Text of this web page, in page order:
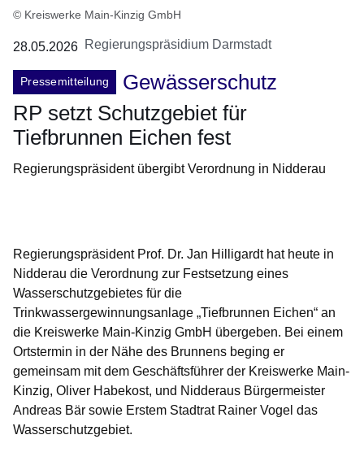
© Kreiswerke Main-Kinzig GmbH
28.05.2026 Regierungspräsidium Darmstadt
Pressemitteilung
Gewässerschutz
RP setzt Schutzgebiet für
Tiefbrunnen Eichen fest
Regierungspräsident übergibt Verordnung in Nidderau
Regierungspräsident Prof. Dr. Jan Hilligardt hat heute in
Nidderau die Verordnung zur Festsetzung eines
Wasserschutzgebietes für die
Trinkwassergewinnungsanlage „Tiefbrunnen Eichen“ an
die Kreiswerke Main-Kinzig GmbH übergeben. Bei einem
Ortstermin in der Nähe des Brunnens beging er
gemeinsam mit dem Geschäftsführer der Kreiswerke Main-
Kinzig, Oliver Habekost, und Nidderaus Bürgermeister
Andreas Bär sowie Erstem Stadtrat Rainer Vogel das
Wasserschutzgebiet.